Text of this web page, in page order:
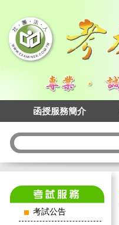
函授服務簡介
考試公告